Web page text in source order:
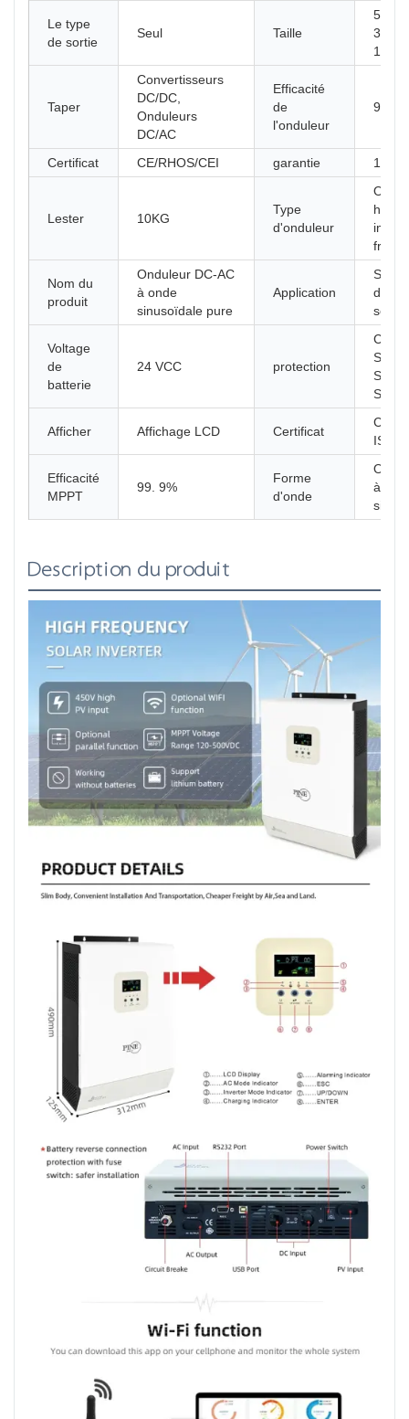
Le type
de sortie
Seul Taille
Taper
Convertisseurs
DC/DC,
Onduleurs
DC/AC
Efficacité
de
l'onduleur
95%
Certificat CE/RHOS/CEI garantie 1 an,
Lester 10KG
Type
d'onduleur
Nom du
produit
Onduleur DC-AC
à onde
sinusoïdale pure
Application
Voltage
de
batterie
24 VCC protection
Afficher Affichage LCD Certificat
CE,
Efficacité
MPPT
99. 9%
Forme
d'onde
à
Description du produit